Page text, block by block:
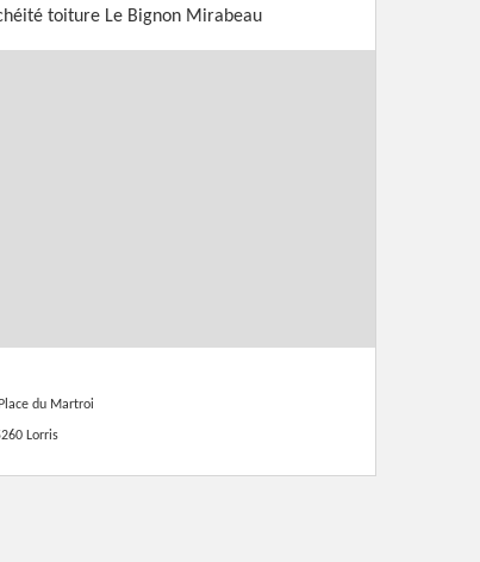
toiture Le Bignon Mirabeau
du Martroi
Lorris